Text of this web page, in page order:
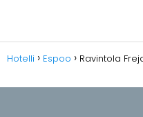
Hotelli Espoo Ravintola